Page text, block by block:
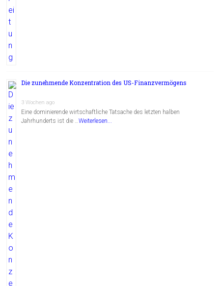
Die zunehmende Konzentration des US-Finanzvermögens
3 Wochen ago
Eine dominierende wirtschaftliche Tatsache des letzten halben
Jahrhunderts ist die …Weiterlesen...